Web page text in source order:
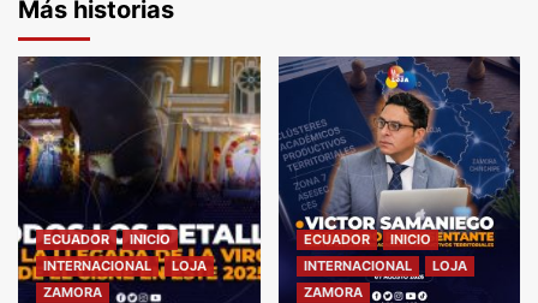
Más historias
ECUADOR
INICIO
INTERNACIONAL
LOJA
ZAMORA
ECUADOR
INICIO
INTERNACIONAL
LOJA
ZAMORA